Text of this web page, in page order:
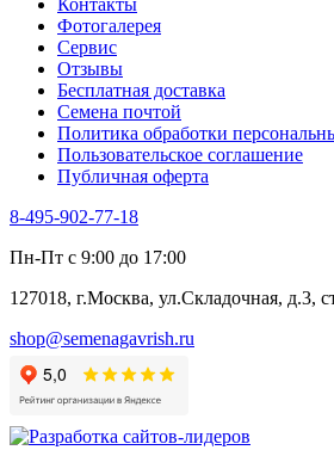
Контакты
Фотогалерея​
Сервис
Отзывы
Бесплатная доставка
Семена почтой
Политика обработки
Пользовательское соглашение
Публичная оферта
8-495-902-77-18
Пн-Пт с 9:00 до 17:00
127018, г.Москва, ул.Складочная, д.3,
shop@semenagavrish.ru